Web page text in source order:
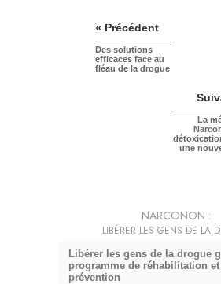
« Précédent
Des solutions
efficaces face au
fléau de la drogue
La
une
NARCONON :
LIBÉRER LES GENS DE LA
Libérer les gens de la drogue
programme de réhabilitation et
prévention